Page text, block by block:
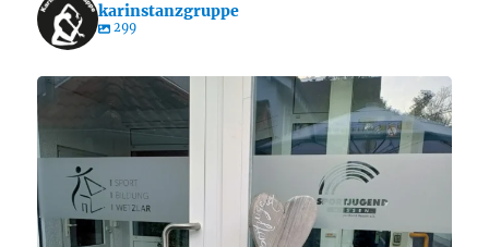
karinstanzgruppe
299